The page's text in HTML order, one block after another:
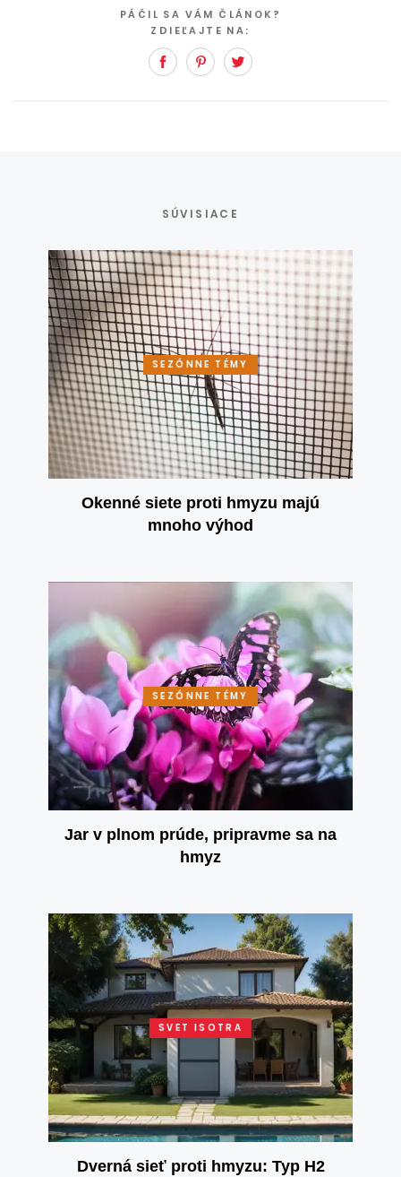
PÁČIL SA VÁM ČLÁNOK?
ZDIEĽAJTE NA:
FacebookPinterest
SÚVISIACE
SEZÓNNE TÉMY
Okenné siete proti hmyzu majú
mnoho výhod
SEZÓNNE TÉMY
Jar v plnom prúde, pripravme sa na
hmyz
SVET ISOTRA
Dverná sieť proti hmyzu: Typ H2